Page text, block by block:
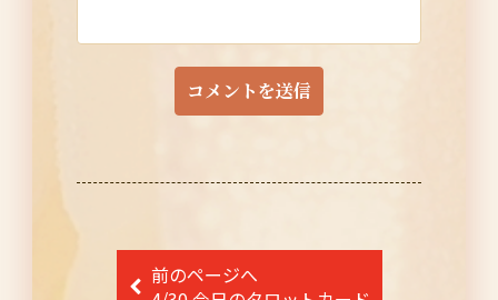
投
前のページへ